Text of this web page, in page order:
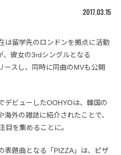
2017.03.15
は留学先のロンドンを拠点に活動
、彼女の3rdシングルとなる
ースし、同時に同曲のMVも公開
デビューしたOOHYOは、韓国の
外の雑誌に紹介されたことで、
目を集めることに。
表題曲となる「PIZZA」は、ピザ